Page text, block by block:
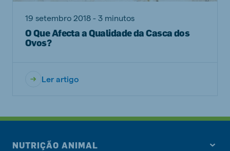
19 setembro 2018 - 3 minutos
O Que Afecta a Qualidade da Casca dos
Ovos?
Ler artigo
NUTRIÇÃO ANIMAL